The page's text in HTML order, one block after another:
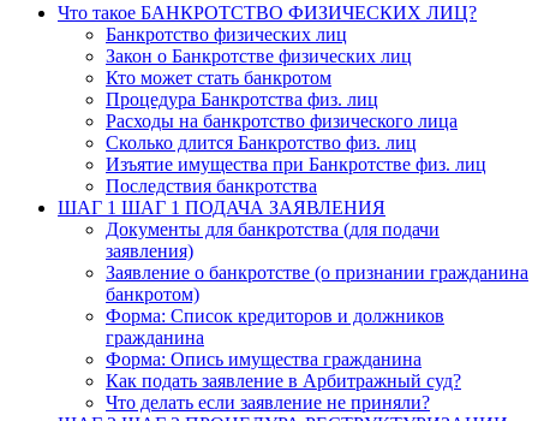
Что такое БАНКРОТСТВО ФИЗИЧЕСКИХ ЛИЦ?
Банкротство физических лиц
Закон о Банкротстве физических лиц
Кто может стать банкротом
Процедура Банкротства физ. лиц
Расходы на банкротство физического лица
Сколько длится Банкротство физ. лиц
Изъятие имущества при Банкротстве физ. лиц
Последствия банкротства
ШАГ 1 ШАГ 1 ПОДАЧА ЗАЯВЛЕНИЯ
Документы для банкротства (для подачи
заявления)
Заявление о банкротстве (о признании гражданина
банкротом)
Форма: Список кредиторов и должников
гражданина
Форма: Опись имущества гражданина
Как подать заявление в Арбитражный суд?
Что делать если заявление не приняли?